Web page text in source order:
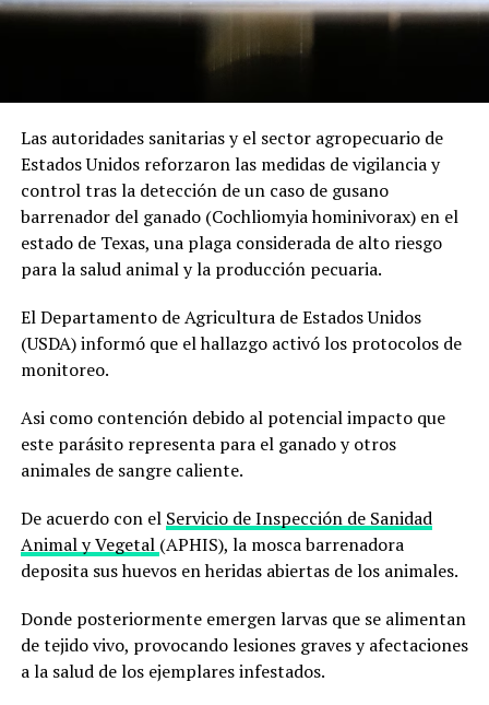
Las autoridades sanitarias y el sector agropecuario de
Estados Unidos reforzaron las medidas de vigilancia y
control tras la detección de un caso de gusano
barrenador del ganado (Cochliomyia hominivorax) en el
estado de Texas, una plaga considerada de alto riesgo
para la salud animal y la producción pecuaria.
El Departamento de Agricultura de Estados Unidos
(USDA) informó que el hallazgo activó los protocolos de
monitoreo.
Asi como contención debido al potencial impacto que
este parásito representa para el ganado y otros
animales de sangre caliente.
De acuerdo con el Servicio de Inspección de Sanidad
Animal y Vegetal (APHIS), la mosca barrenadora
deposita sus huevos en heridas abiertas de los animales.
Donde posteriormente emergen larvas que se alimentan
de tejido vivo, provocando lesiones graves y afectaciones
a la salud de los ejemplares infestados.